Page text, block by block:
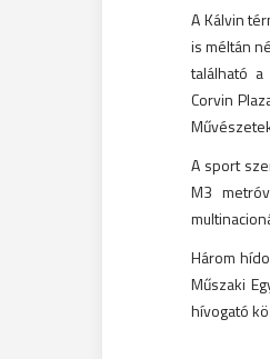
A Kálvin
is méltán
található
Corvin
A sport
M3
Három
Műszaki
hívogató